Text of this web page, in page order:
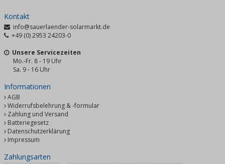
Kontakt
info@sauerlaender-solarmarkt.de
+49 (0) 2953 24203-0
Unsere Servicezeiten
Mo.-Fr. 8 - 19 Uhr
Sa. 9 - 16 Uhr
Informationen
AGB
Widerrufsbelehrung & -formular
Zahlung und Versand
Batteriegesetz
Datenschutzerklärung
Impressum
Zahlungsarten